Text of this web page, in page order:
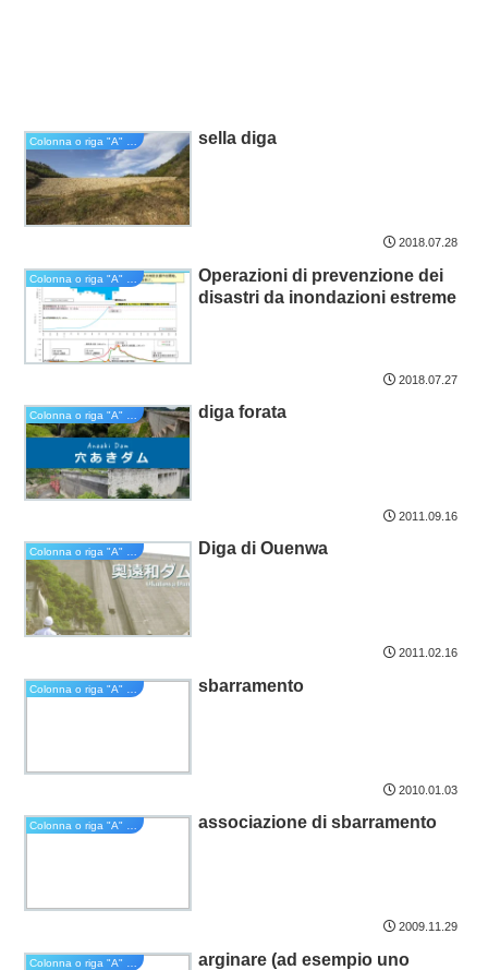
sella diga
2018.07.28
Operazioni di prevenzione dei
disastri da inondazioni estreme
2018.07.27
diga forata
2011.09.16
Colonna o riga "A" del sillabario kana Diga di Ouenwa
2011.02.16
sbarramento
2010.01.03
Colonna o riga "A" del sillabario kana associazione di sbarramento
2009.11.29
arginare (ad esempio uno